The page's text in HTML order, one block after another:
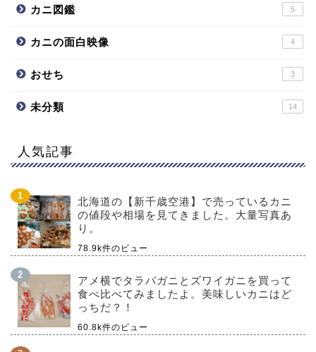
カニ図鑑 5
カニの面白映像 4
おせち 3
未分類 14
人気記事
北海道の【新千歳空港】で売っているカニ
の値段や相場を見てきました。大量写真あ
り。
78.9k件のビュー
アメ横でタラバガニとズワイガニを買って
食べ比べてみましたよ。美味しいカニはど
っちだ？！
60.8k件のビュー